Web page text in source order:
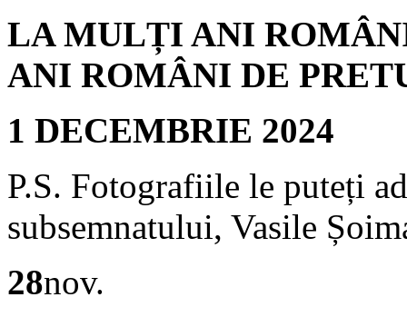
LA MULȚI ANI
ANI ROMÂNI DE
1 DECEMBRIE 2024
P.S. Fotografiile le puteți
subsemnatului, Vasile
28nov.